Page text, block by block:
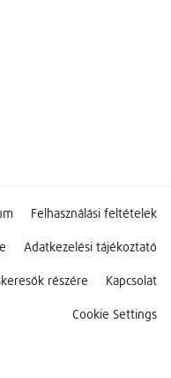
Felhasználási feltételek
Adatkezelési tájékoztató
részére Kapcsolat
Cookie Settings